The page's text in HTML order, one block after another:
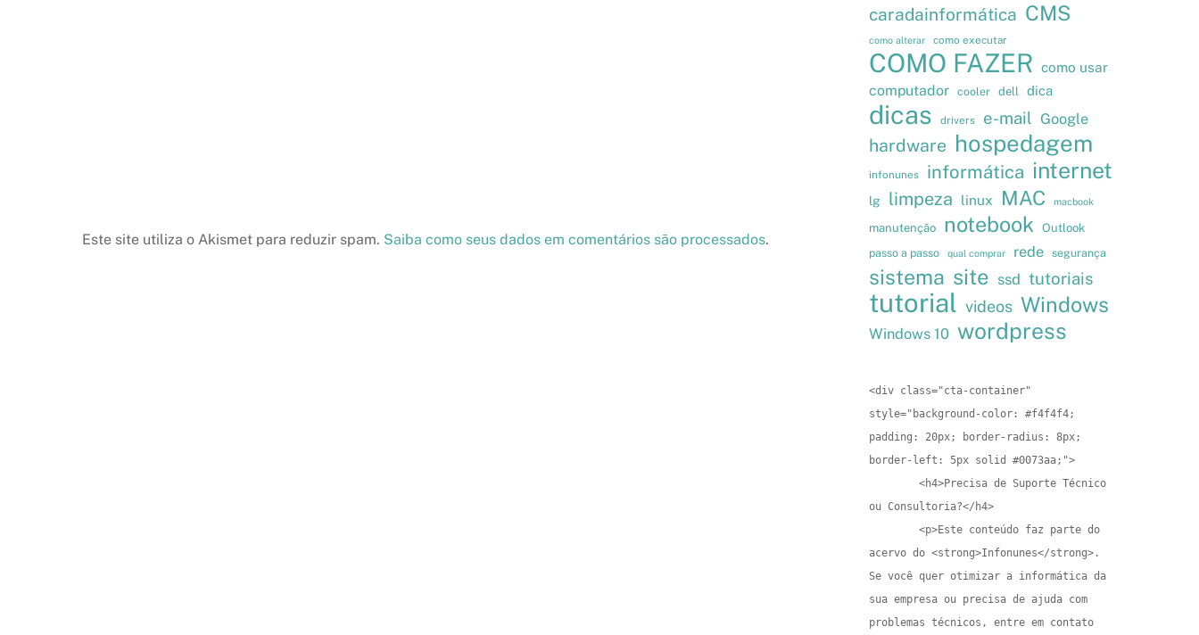
Este site utiliza o Akismet para reduzir spam. Saiba como seus dados em comentários são processados.
caradainformática CMS
como alterar como executar
COMO FAZER como usar
computador cooler dell dica
dicas drivers e-mail Google
hardware hospedagem
infonunes informática internet
lg limpeza linux MAC macbook
manutenção notebook
Outlook
passo a passo
qual comprar rede segurança
sistema site ssd tutoriais
tutorial videos Windows
Windows 10 wordpress
<div class="cta-container"
style="background-color: #f4f4f4;
padding: 20px; border-radius: 8px;
border-left: 5px solid #0073aa;">
ou Consultoria?</h4>
acervo do <strong>Infonunes</strong>.
Se você quer otimizar a informática da
sua empresa ou precisa de ajuda com
problemas técnicos, entre em contato